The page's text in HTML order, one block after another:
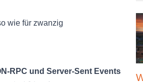
wie für zwanzig
RPC und Server-Sent Events